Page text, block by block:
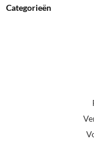
Categorieën